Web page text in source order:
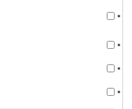
*
*
*
*